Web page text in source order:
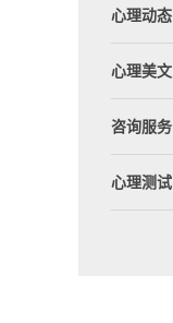
心理动态
心理美文
咨询服务
心理测试